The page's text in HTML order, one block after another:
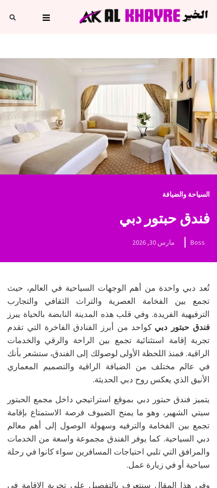
السياحة والضيافة
فندق حبتور دبي
Boss مارس 30, 2026
تُعد دبي واحدة من أهم الوجهات السياحية في العالم، حيث
تجمع بين الفخامة العصرية والتراث الثقافي والتجارب
الترفيهية الفريدة. وفي قلب هذه المدينة النابضة بالحياة يبرز
فندق حبتور دبي كواحد من أبرز الفنادق الفاخرة التي تقدم
تجربة إقامة استثنائية تجمع بين الراحة والرقي والخدمات
الراقية. فمنذ اللحظة الأولى لوصولك إلى الفندق، ستشعر بأنك
في عالم مختلف من الضيافة الراقية والتصميم المعماري
الأنيق الذي يعكس روح دبي الحديثة.
يتميز فندق حبتور دبي بموقع استراتيجي داخل مجمع الحبتور
سيتي الشهير، وهو ما يمنح الضيوف فرصة الاستمتاع بإقامة
تجمع بين الفخامة والترفيه وسهولة الوصول إلى أهم معالم
دبي السياحية. كما يوفر الفندق مجموعة واسعة من الخدمات
والمرافق التي تلبي احتياجات المسافرين سواء كانوا في رحلة
سياحية أو في زيارة عمل.
وفي هذا المقال سنتعرف بالتفصيل على تجربة الإقامة في